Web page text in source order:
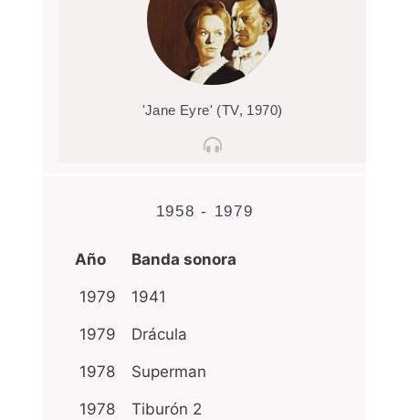
'Jane Eyre' (TV, 1970)
1958 - 1979
Año Banda sonora
1979 1941
1979 Drácula
1978 Superman
1978 Tiburón 2